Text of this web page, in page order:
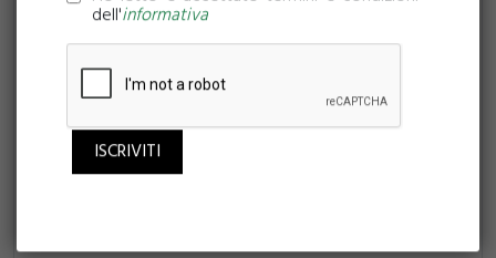
dell'informativa